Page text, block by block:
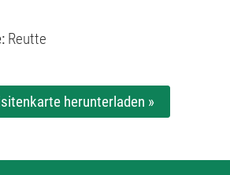
Reutte
herunterladen »